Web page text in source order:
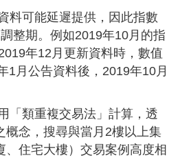
料可能延遲提供，因此指數
整期。例如2019年10月的指
年12月更新資料時，數值
1月公告資料後，2019年10月
「類重複交易法」計算，透
概念，搜尋與當月2樓以上集
、住宅大樓）交易案例高度相